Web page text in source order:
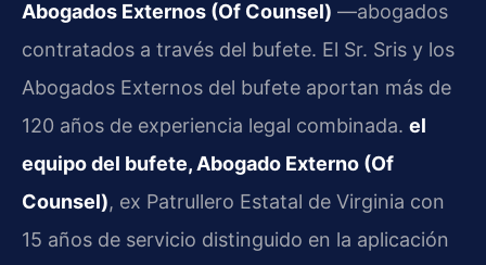
Abogados Externos (Of Counsel) —abogados
contratados a través del bufete. El Sr. Sris y los
Abogados Externos del bufete aportan más de
120 años de experiencia legal combinada. el
equipo del bufete, Abogado Externo (Of
Counsel), ex Patrullero Estatal de Virginia con
15 años de servicio distinguido en la aplicación